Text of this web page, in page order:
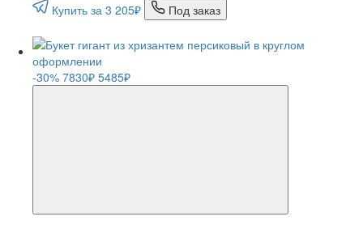
Купить за 3 205₽
Под заказ
-30% 7830₽ 5485₽